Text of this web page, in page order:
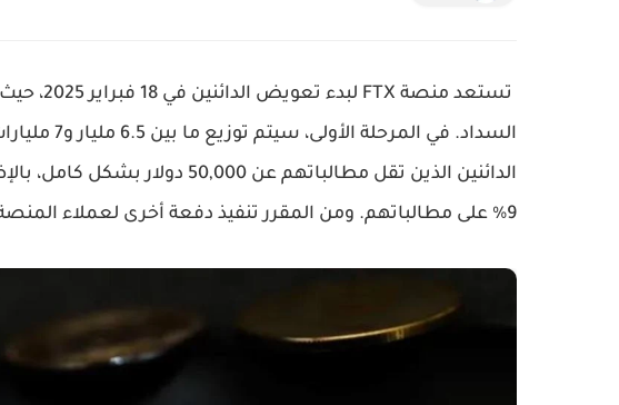
تستعد منصة FTX لبدء تعويض الدائنين في 18 فبراير 2025 ،
السداد. في المرحلة الأولى، سيتم توزيع ما بين 6.5 مليار و7 مليارات دولار
الدائنين الذين تقل مطالباتهم عن 50,000 دولار بشكل كامل
،
9%
على مطالباتهم. ومن المقرر تنفيذ دفعة أخرى لعملاء